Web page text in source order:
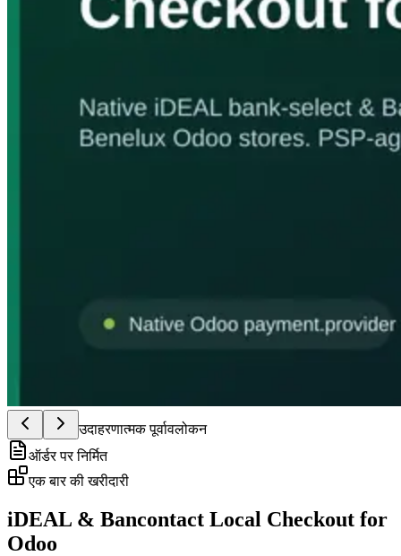
उदाहरणात्मक पूर्वावलोकन
ऑर्डर पर निर्मित
एक बार की खरीदारी
iDEAL & Bancontact Local Checkout for
Odoo